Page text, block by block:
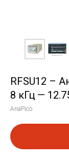
RFSU12 –
8 кГц —
AnaPico